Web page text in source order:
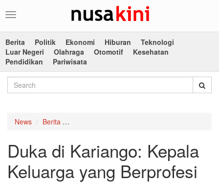
Toggle
Berita
Politik Ekonomi Hiburan
Teknologi
Luar Negeri
Olahraga Otomotif
Kesehatan
Pendidikan
Pariwisata
News Berita
Duka di Kariango: Kepala
Keluarga yang Berprofesi